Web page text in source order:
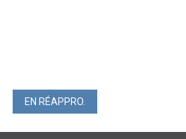
EN RÉAPPRO.